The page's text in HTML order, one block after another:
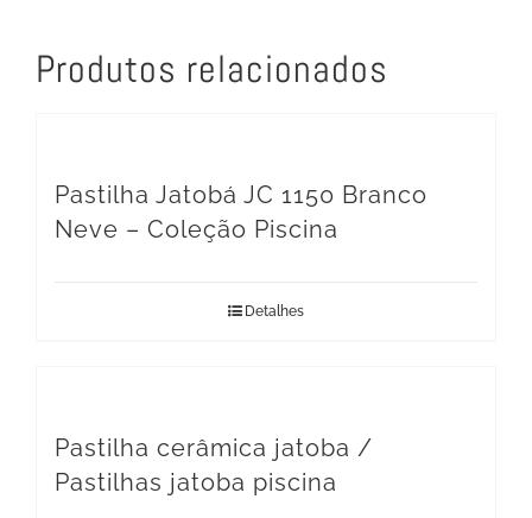
Produtos relacionados
Pastilha Jatobá JC 1150 Branco
Neve – Coleção Piscina
Detalhes
Pastilha cerâmica jatoba /
Pastilhas jatoba piscina